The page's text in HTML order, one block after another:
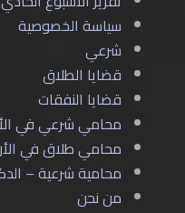
سياسة الخصوصية
شرعي
قضايا الطلاق
قضايا النفقات
محامي شرعي في
محامي طلاق في
محامية شرعية –
من نحن